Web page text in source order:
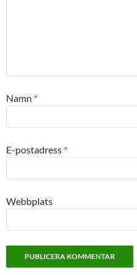
Namn *
E-postadress *
Webbplats